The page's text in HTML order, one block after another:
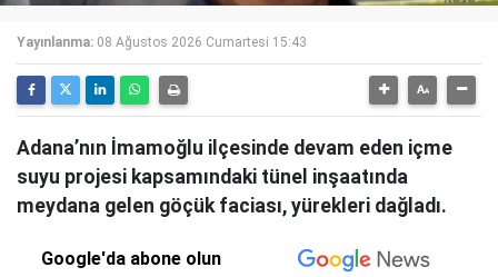
Yayınlanma: 08 Ağustos 2026 Cumartesi 15:43
Adana’nın İmamoğlu ilçesinde devam eden içme
suyu projesi kapsamındaki tünel inşaatında
meydana gelen göçük faciası, yürekleri dağladı.
Google'da abone olun